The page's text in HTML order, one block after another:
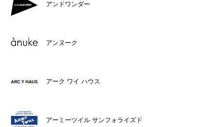
アンドワンダー
アンヌーク
アーク ワイ ハウス
アーミーツイル サンフォライズド